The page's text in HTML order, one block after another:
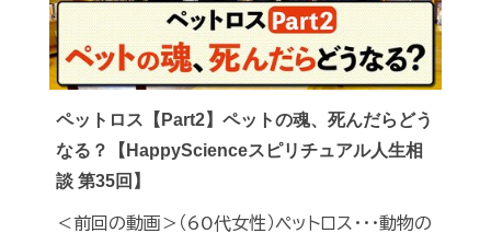
ペットロス【Part2】ペットの魂、死んだらどう
なる？【HappyScienceスピリチュアル人生相
談 第35回】
＜前回の動画＞（60代女性）ペットロス・・・動物の